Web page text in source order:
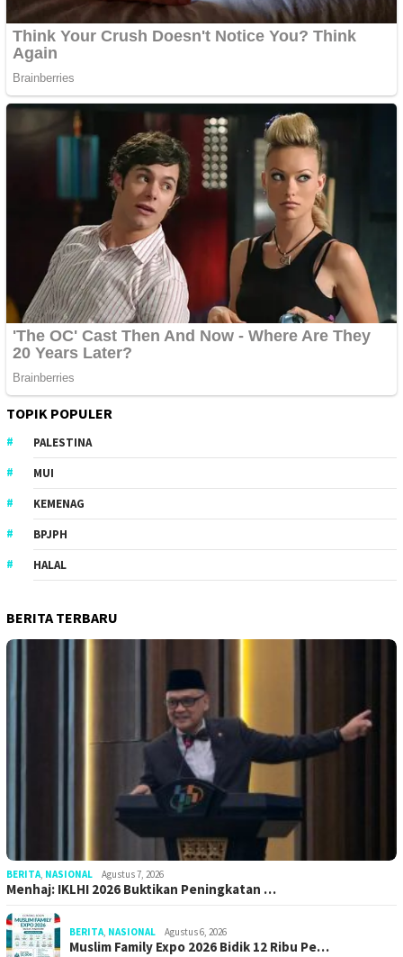
TOPIK POPULER
PALESTINA
MUI
KEMENAG
BPJPH
HALAL
BERITA TERBARU
BERITA, NASIONAL Agustus 7, 2026
Menhaj: IKLHI 2026 Buktikan Peningkatan …
BERITA, NASIONAL Agustus 6, 2026
Muslim Family Expo 2026 Bidik 12 Ribu Pe…